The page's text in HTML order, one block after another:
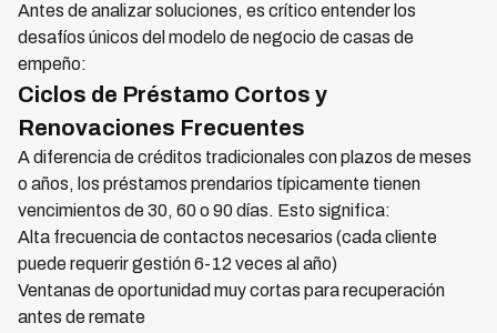
Antes de analizar soluciones, es crítico entender los
desafíos únicos del modelo de negocio de casas de
empeño:
Ciclos de Préstamo Cortos y
Renovaciones Frecuentes
A diferencia de créditos tradicionales con plazos de meses
o años, los préstamos prendarios típicamente tienen
vencimientos de 30, 60 o 90 días. Esto significa:
Alta frecuencia de contactos necesarios (cada cliente
puede requerir gestión 6-12 veces al año)
Ventanas de oportunidad muy cortas para recuperación
antes de remate